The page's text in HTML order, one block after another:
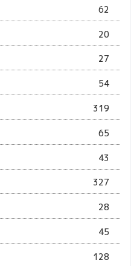
62
20
27
54
319
65
43
327
28
45
128